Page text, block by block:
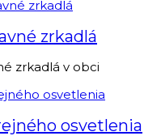
zrkadlá
zrkadlá v obci
osvetlenia